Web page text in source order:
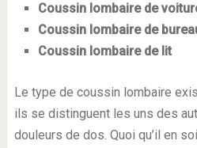
Coussin lombaire de
Coussin lombaire de
Coussin lombaire de lit
Le type de coussin lombaire
ils se distinguent les uns des
douleurs de dos. Quoi qu’il en